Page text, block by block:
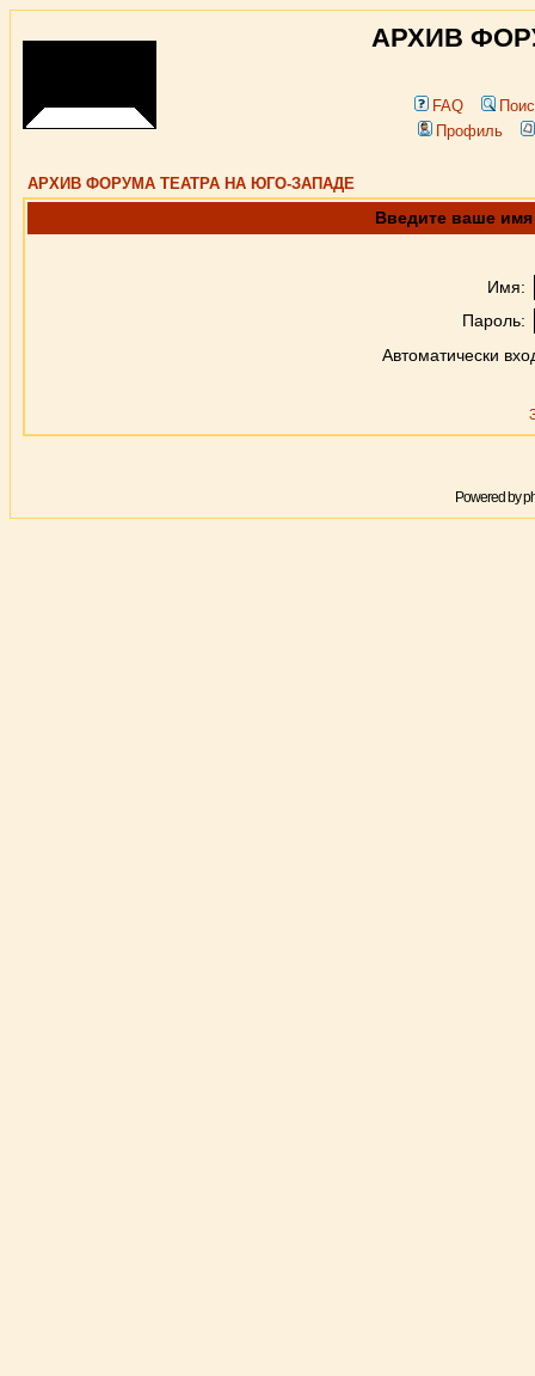
АРХИВ
FAQ
Профиль
АРХИВ ФОРУМА ТЕАТРА НА ЮГО-ЗАПАДЕ
Введите ваше
Имя:
Пароль:
Автоматически
Powered by